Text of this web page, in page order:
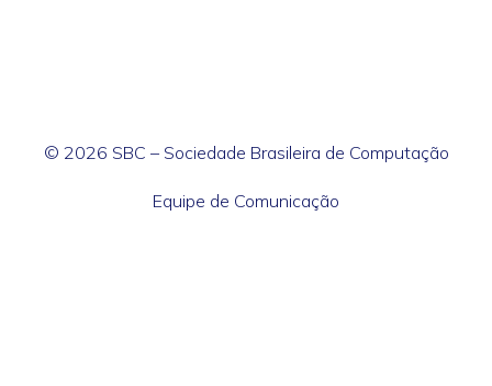
© 2026 SBC – Sociedade Brasileira de Computação
Equipe de Comunicação